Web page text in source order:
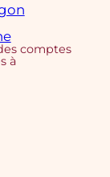
comptes
à